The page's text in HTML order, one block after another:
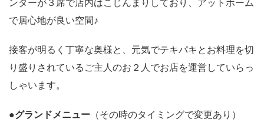
ンターが３席で店内はこじんまりしており、アットホーム
で居心地が良い空間♪
接客が明るく丁寧な奥様と、元気でテキパキとお料理を切
り盛りされているご主人のお２人でお店を運営していらっ
しゃいます。
●グランドメニュー （その時のタイミングで変更あり）